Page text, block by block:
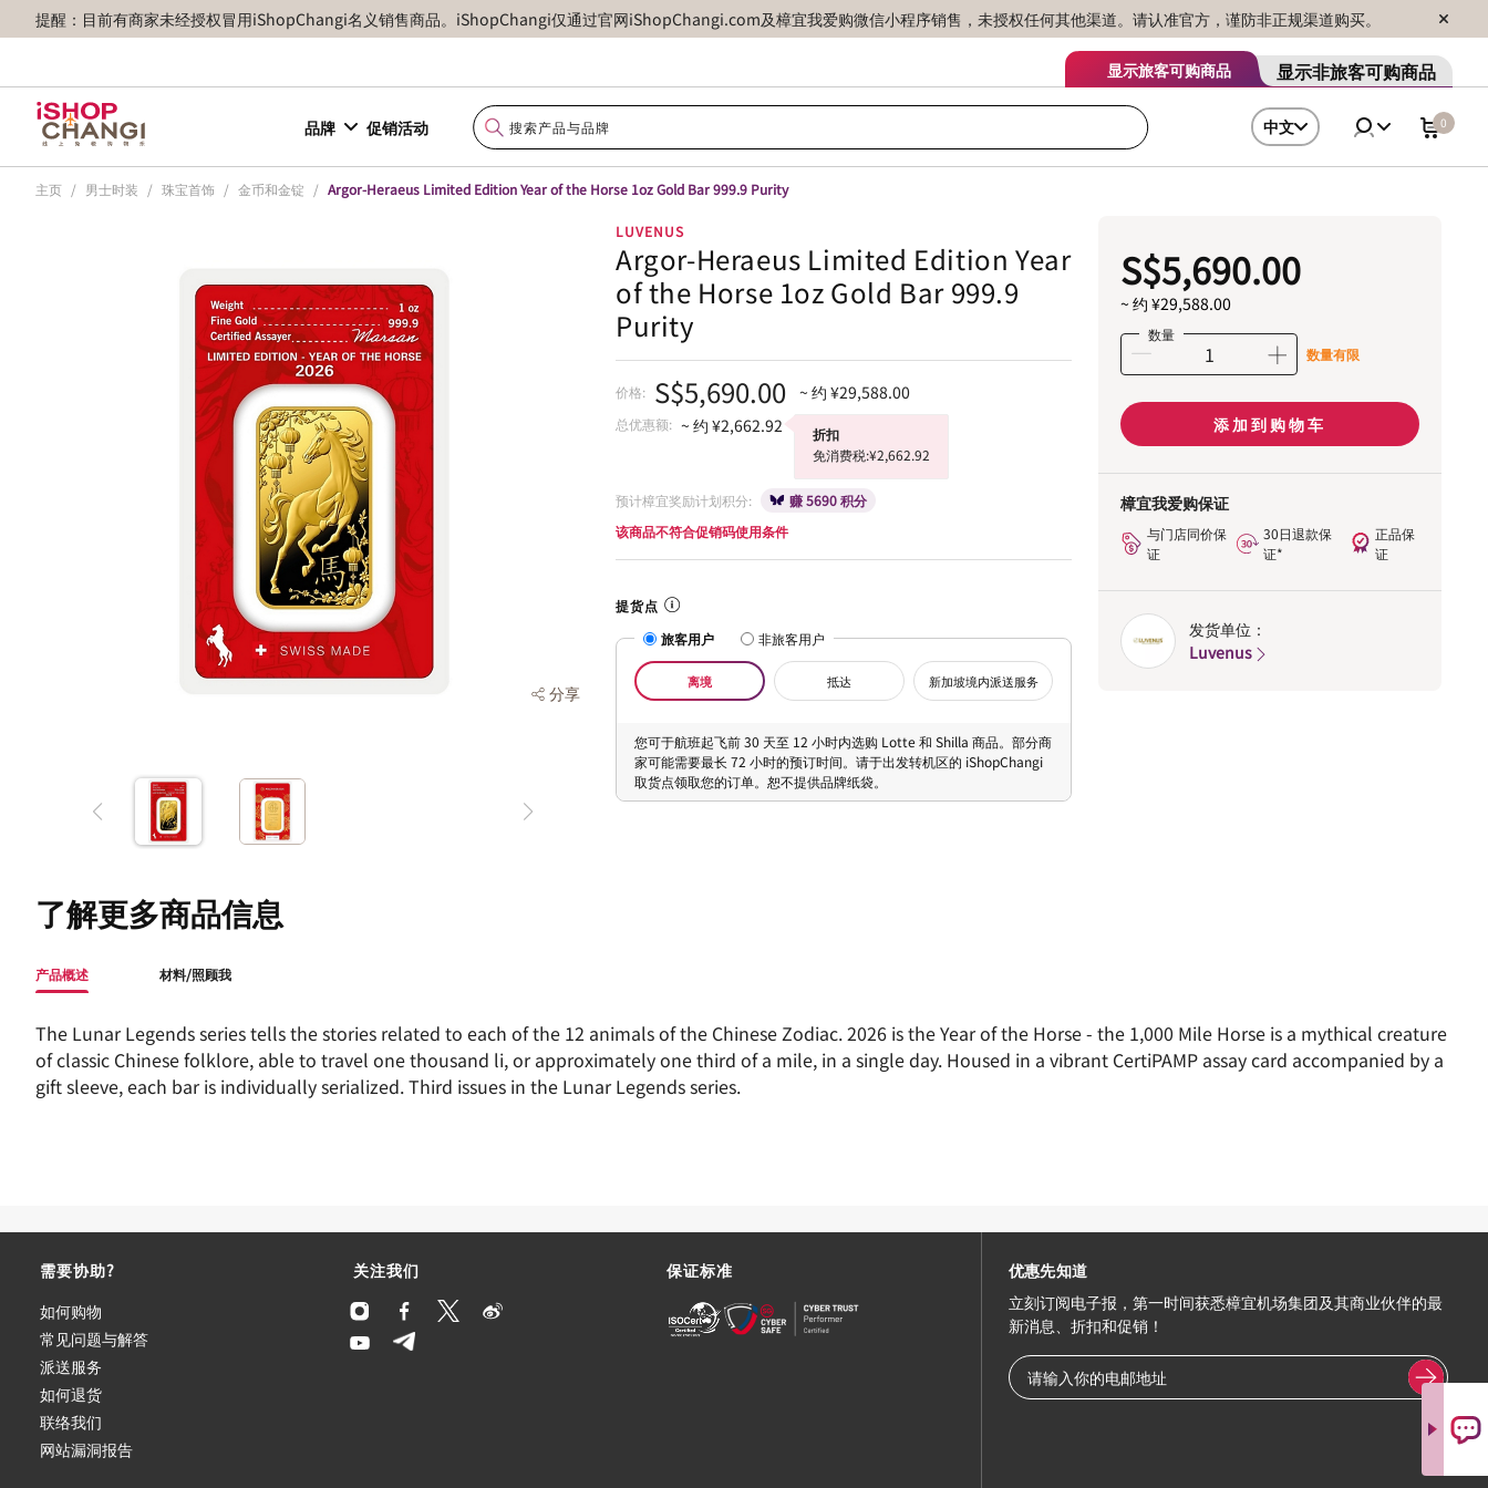
提醒：目前有商家未经授权冒用iShopChangi名义销售商品。iShopChangi仅通过官网iShopChangi.com及樟宜我爱购微信小程序销售，未授权任何其他渠道。请认准官方，谨防非正规渠道购买。
显示旅客可购商品 显示非旅客可购商品
品牌 促销活动 中文 0
主页 / 男士时装 / 珠宝首饰 / 金币和金锭 / Argor-Heraeus Limited Edition Year of the Horse 1oz Gold Bar 999.9 Purity
分享
LUVENUS
Argor-Heraeus Limited Edition Year
of the Horse 1oz Gold Bar 999.9
Purity
价格: S$5,690.00 ~ 约 ¥29,588.00
总优惠额: ~ 约 ¥2,662.92
折扣
免消费税:¥2,662.92
预计樟宜奖励计划积分:
赚 5690 积分
该商品不符合促销码使用条件
提货点
旅客用户
非旅客用户
离境 抵达 新加坡境内派送服务
您可于航班起飞前 30 天至 12 小时内选购 Lotte 和 Shilla 商品。部分商
家可能需要最长 72 小时的预订时间。请于出发转机区的 iShopChangi
取货点领取您的订单。恕不提供品牌纸袋。
S$5,690.00
~ 约 ¥29,588.00
数量
数量有限
添加到购物车
樟宜我爱购保证
与门店同价保
证
30日退款保
证*
正品保
证
发货单位：
Luvenus
了解更多商品信息
产品概述 材料/照顾我
The Lunar Legends series tells the stories related to each of the 12 animals of the Chinese Zodiac. 2026 is the Year of the Horse - the 1,000 Mile Horse is a mythical creature
of classic Chinese folklore, able to travel one thousand li, or approximately one third of a mile, in a single day. Housed in a vibrant CertiPAMP assay card accompanied by a
gift sleeve, each bar is individually serialized. Third issues in the Lunar Legends series.
需要协助?
如何购物
常见问题与解答
派送服务
如何退货
联络我们
网站漏洞报告
关注我们 保证标准
优惠先知道
立刻订阅电子报，第一时间获悉樟宜机场集团及其商业伙伴的最
新消息、折扣和促销！